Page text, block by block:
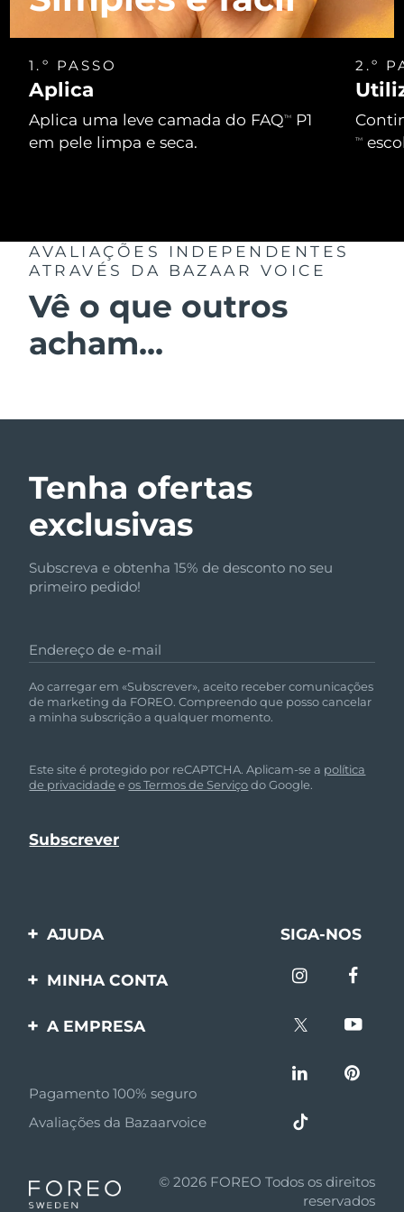
1.º PASSO
Aplica
Aplica uma leve camada do FAQTM
P1
em pele limpa e seca.
2.º
TM
AVALIAÇÕES INDEPENDENTES
ATRAVÉS DA BAZAAR VOICE
Vê o que outros
acham...
Tailândia Entrega prevista
Emirados Árabes
Unidos
Reino Unido
Uzbequistão Entrega prevista8/16/26
Tenha ofertas
exclusivas
Subscreva e obtenha 15% de desconto no seu
primeiro pedido!
Endereço de e-mail
Ao carregar em «Subscrever», aceito receber comunicações
de marketing da FOREO. Compreendo que posso cancelar
a minha subscrição a qualquer momento.
Este site é protegido por reCAPTCHA. Aplicam-se a política
de privacidade eos Termos de Serviçodo Google.
AJUDA
Entre em contato
SIGA-NOS
MINHA CONTA
Registro de produto
A EMPRESA
Afiliados
Notícias de afiliados
Parceiro minoritário
Pagamento 100% seguro
Avaliações da Bazaarvoice
© 2026 FOREO Todos os direitos
reservados